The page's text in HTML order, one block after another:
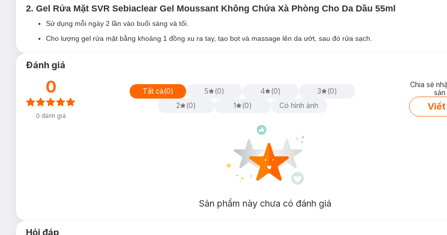
2. Gel Rửa Mặt SVR Sebiaclear Gel Moussant Không Chứa Xà Phòng Cho Da Dầu 55ml
Sử dụng mỗi ngày 2 lần vào buổi sáng và tối.
Cho lượng gel rửa mặt bằng khoảng 1 đồng xu ra tay, tạo bọt và massage lên da ướt, sau đó rửa sạch.
Đánh giá
0
0 đánh giá
Tất cả(0) 5 (0) 4 (0) 3 (0)
2
(0) 1 (0) Có hình ảnh
Chia sẻ
Viết
Sản phẩm này chưa có đánh giá
Hỏi đáp